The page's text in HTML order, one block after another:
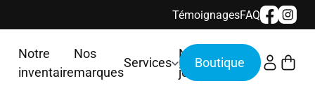
TémoignagesFAQ
Notre
inventaire
Nos
marques
Services
Nous
joindre